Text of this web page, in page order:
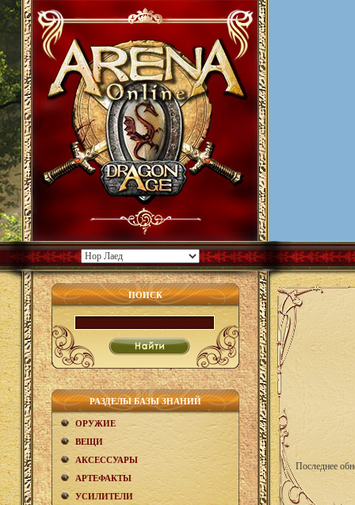
ПОИСК
РАЗДЕЛЫ БАЗЫ ЗНАНИЙ
ОРУЖИЕ
ВЕЩИ
АКCЕСCУАРЫ
АРТЕФАКТЫ
УСИЛИТЕЛИ
Последнее